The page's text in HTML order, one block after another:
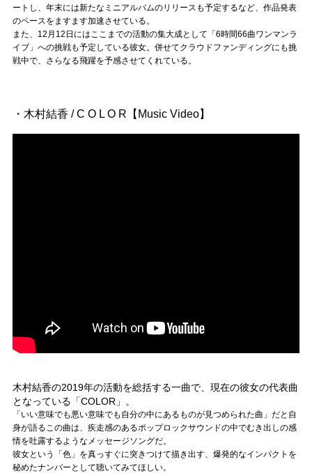
ートし、年末には新たなミニアルバムのリリースも予定するなど、作品発表
のペースをますます加速させている。
また、12月12日にはここまでの活動の集大成として「6時間66曲ワンマンラ
イブ」への挑戦も予定している彼女。併せてクラウドファンディングにも挑
戦中で、さらなる飛躍を予感させてくれている。
・木村結香 / C O L O R【Music Video】
木村結香の2019年の活動を総括する一曲で、現在の彼女の代表曲
となっている「COLOR」。
「いい意味でも悪い意味でも自分の中にあるものが見つめられた曲」だと自
身が語るこの曲は、疾走感のあるポップロックサウンドの中でむき出しの感
情を吐露するようなメッセージソングだ。
彼女という「色」を真っすぐに突きつけて描き出す、爆発的なインパクトを
秘めたナンバーとして聴いてみてほしい。